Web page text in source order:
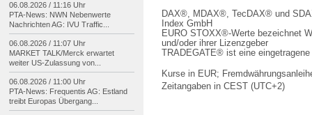
DAX®, MDAX®, TecDAX® und
Index GmbH
EURO STOXX®-Werte bezeichnet
und/oder ihrer Lizenzgeber
TRADEGATE® ist eine
Kurse in EUR;
Zeitangaben in CEST (UTC+2)
06.08.2026 / 11:16 Uhr
PTA-News: NWN Nebenwerte
Nachrichten AG: IVU Traffic...
06.08.2026 / 11:07 Uhr
MARKET TALK/Merck erwartet
weiter US-Zulassung von...
06.08.2026 / 11:00 Uhr
PTA-News: Frequentis AG: Estland
treibt Europas Übergang...